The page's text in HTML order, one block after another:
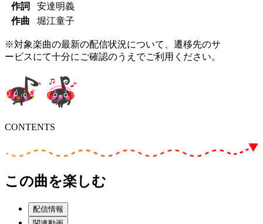
作詞
安達明義
作曲
堀江童子
※対象楽曲の最新の配信状況について、遷移先のサ
ービスにて十分にご確認のうえでご利用ください。
CONTENTS
この曲を楽しむ
配信情報